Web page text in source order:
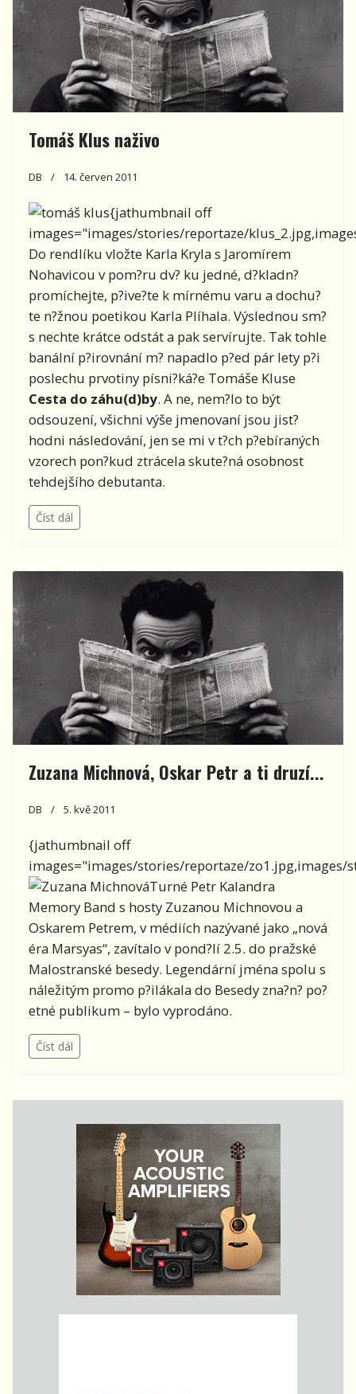
Tomáš Klus naživo
DB 14. červen 2011
{jathumbnail off
images="images/stories/reportaze/
Do rendlíku vložte Karla Kryla s Jaromírem
Nohavicou v pom?ru dv? ku jedné, d?kladn?
promíchejte, p?ive?te k mírnému varu a dochu?
te n?žnou poetikou Karla Plíhala. Výslednou sm?
s nechte krátce odstát a pak servírujte. Tak tohle
banální p?irovnání m? napadlo p?ed pár lety p?i
poslechu prvotiny písni?ká?e Tomáše Kluse
Cesta do záhu(d)by. A ne, nem?lo to být
odsouzení, všichni výše jmenovaní jsou jist?
hodni následování, jen se mi v t?ch p?ebíraných
vzorech pon?kud ztrácela skute?ná osobnost
tehdejšího debutanta.
Číst dál
Zuzana Michnová, Oskar Petr a ti druzí...
DB 5. kvě 2011
{jathumbnail off
images="images/stories/reportaze/
Turné Petr Kalandra
Memory Band s hosty Zuzanou Michnovou a
Oskarem Petrem, v médiích nazývané jako „nová
éra Marsyas“, zavítalo v pond?lí 2.5. do pražské
Malostranské besedy. Legendární jména spolu s
náležitým promo p?ilákala do Besedy zna?n? po?
etné publikum – bylo vyprodáno.
Číst dál